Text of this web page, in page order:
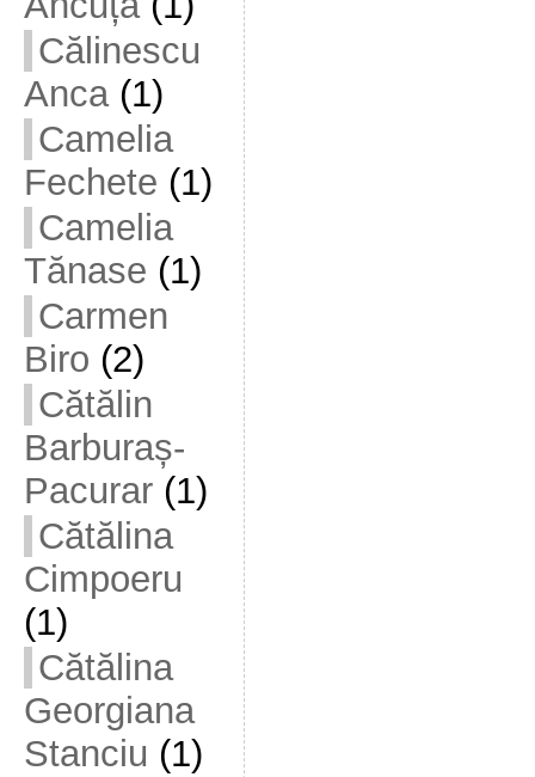
Călinescu
Anca(1)
Camelia
Fechete (1)
Camelia
Tănase (1)
Carmen
Biro (2)
Cătălin
Barburaș-
Pacurar(1)
Cătălina
Cimpoeru
(1)
Cătălina
Georgiana
Stanciu (1)